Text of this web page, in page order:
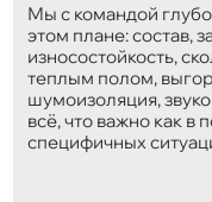
Мы с командой
этом плане: состав,
износостойкость,
теплым полом,
шумоизоляция,
всё, что важно как в
специфичных